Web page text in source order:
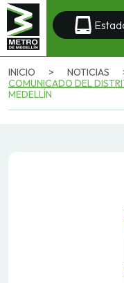
INICIO > NOTICIAS
COMUNICADO DEL
MEDELLÍN